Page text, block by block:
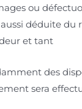
ou
déduite du
et tant
des
sera